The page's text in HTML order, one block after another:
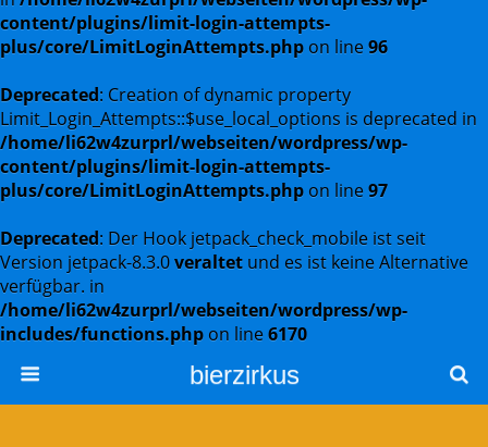
content/plugins/limit-login-attempts-
plus/core/LimitLoginAttempts.php on line96
Deprecated: Creation of dynamic property
Limit_Login_Attempts::$use_local_options is deprecated in
/home/li62w4zurprl/webseiten/wordpress/wp-
content/plugins/limit-login-attempts-
plus/core/LimitLoginAttempts.php on line97
Deprecated: Der Hook jetpack_check_mobile ist seit
Version jetpack-8.3.0veraltet und es ist keine Alternative
verfügbar. in
/home/li62w4zurprl/webseiten/wordpress/wp-
includes/functions.php on line6170
bierzirkus